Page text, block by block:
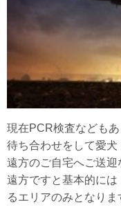
現在PCR検査なども
待ち合わせをして愛
遠方のご自宅へご送迎
遠方ですと基本的には
るエリアのみとなりま